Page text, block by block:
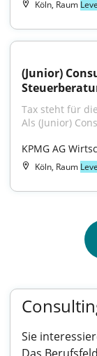
Köln, Raum
(Junior)
Tax steht für
Als (Junior)
KPMG AG
Köln, Raum
Sie